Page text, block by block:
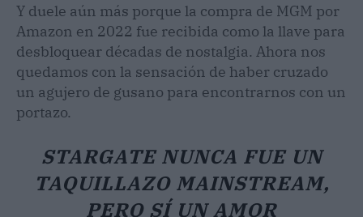
Y duele aún más porque la compra de MGM por
Amazon en 2022 fue recibida como la llave para
desbloquear décadas de nostalgia. Ahora nos
quedamos con la sensación de haber cruzado
un agujero de gusano para encontrarnos con un
portazo.
STARGATE NUNCA FUE UN
TAQUILLAZO MAINSTREAM,
PERO SÍ UN AMOR